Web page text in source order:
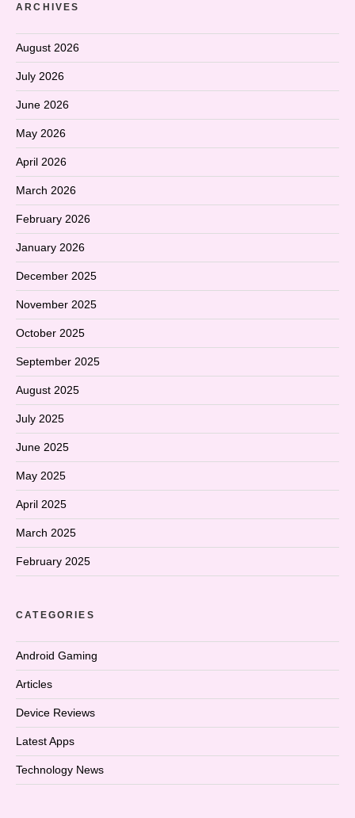
ARCHIVES
August 2026
July 2026
June 2026
May 2026
April 2026
March 2026
February 2026
January 2026
December 2025
November 2025
October 2025
September 2025
August 2025
July 2025
June 2025
May 2025
April 2025
March 2025
February 2025
CATEGORIES
Android Gaming
Articles
Device Reviews
Latest Apps
Technology News